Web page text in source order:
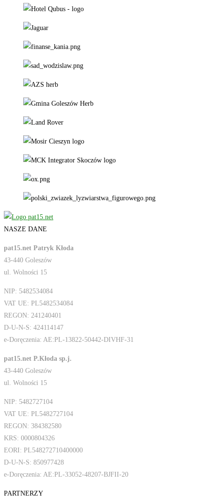
NASZE DANE
pat15.net Patryk Kłoda
43-440 Goleszów
ul. Wolności 15
NIP: 5482534084
VAT UE: PL5482534084
REGON: 241240401
D-U-N-S: 424114147
e-Doręczenia: AE:PL-13822-50442-DIVHF-31
pat15.net P.Kłoda sp.j.
43-440 Goleszów
ul. Wolności 15
NIP: 5482727104
VAT UE: PL5482727104
REGON: 384382580
KRS: 0000804326
EORI: PL548272710400000
D-U-N-S: 850977428
e-Doręczenia: AE:PL-33052-48207-BJFII-20
PARTNERZY